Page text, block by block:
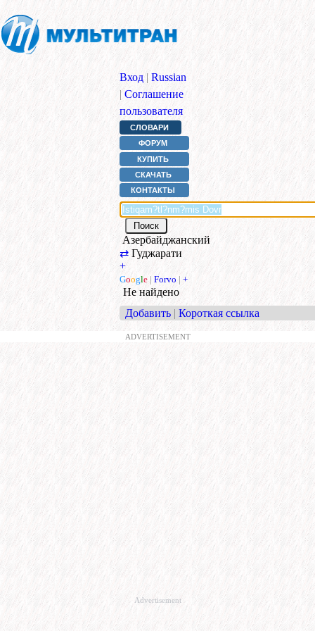
Вход | Russian
| Соглашение
пользователя
СЛОВАРИ
ФОРУМ
КУПИТЬ
СКАЧАТЬ
КОНТАКТЫ
Азербайджанский
⇄ Гуджарати
+
Google | Forvo | +
Не найдено
Добавить | Короткая ссылка
ADVERTISEMENT
Advertisement